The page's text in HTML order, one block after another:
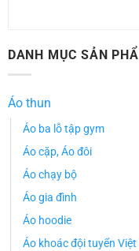
DANH MỤC SẢN
Áo thun
Áo ba lỗ tập gym
Áo cặp, Áo đôi
Áo chạy bộ
Áo gia đình
Áo hoodie
Áo khoác đội tuyển